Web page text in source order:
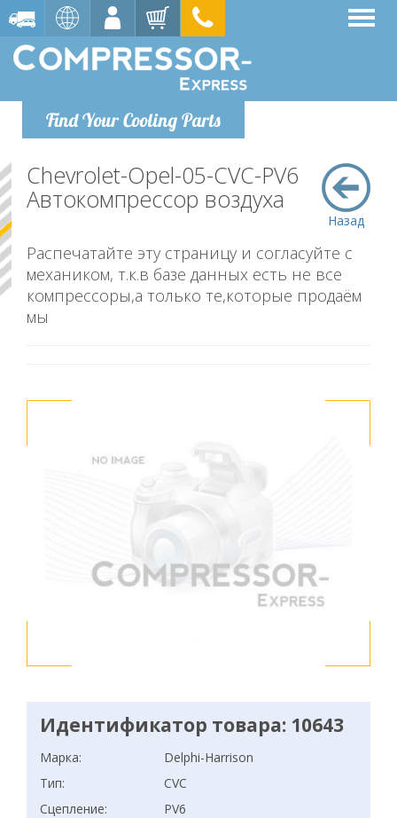
Find Your Cooling Parts
Назад
Chevrolet-Opel-05-CVC-PV6
Автокомпрессор воздуха
Распечатайте эту страницу и согласуйте с
механиком, т.к.в базе данных есть не все
компрессоры,а только те,которые продаём
мы
Идентификатор товара: 10643
Марка:
Delphi-Harrison
Тип:
CVC
Сцепление:
PV6